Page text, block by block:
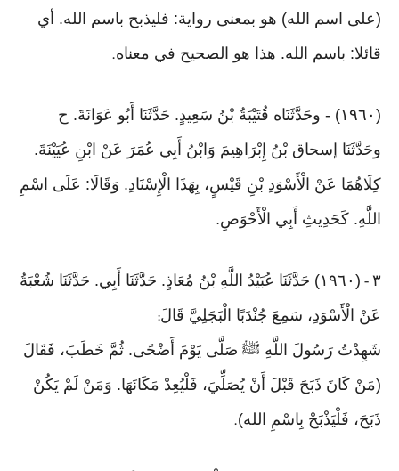
(على اسم الله) هو بمعنى رواية: فليذبح باسم الله. أي
قائلا: باسم الله. هذا هو الصحيح في معناه.
(١٩٦٠) - وحَدَّثَنَاه قُتَيْبَةُ بْنُ سَعِيدٍ. حَدَّثَنَا أَبُو عَوَانَةَ. ح
وحَدَّثَنَا إسحاق بْنُ إِبْرَاهِيمَ وَابْنُ أَبِي عُمَرَ عَنْ ابْنِ عُيَيْنَةَ.
كِلَاهُمَا عَنْ الْأَسْوَدِ بْنِ قَيْسٍ، بِهَذَا الْإِسْنَادِ. وَقَالَا: عَلَى اسْمِ
اللَّهِ. كَحَدِيثِ أَبِي الْأَحْوَصِ.
٣ -
(١٩٦٠) حَدَّثَنَا عُبَيْدُ اللَّهِ بْنُ مُعَاذٍ. حَدَّثَنَا أَبِي. حَدَّثَنَا شُعْبَةُ
عَنْ الْأَسْوَدِ، سَمِعَ جُنْدَبًا الْبَجَلِيَّ قَالَ:
شَهِدْتُ رَسُولَ اللَّهِ ﷺ صَلَّى يَوْمَ أَضْحًى. ثُمَّ خَطَبَ، فَقَالَ
(مَنْ كَانَ ذَبَحَ قَبْلَ أَنْ يُصَلِّيَ، فَلْيُعِدْ مَكَانَهَا. وَمَنْ لَمْ يَكُنْ
ذَبَحَ، فَلْيَذْبَحْ بِاسْمِ الله).